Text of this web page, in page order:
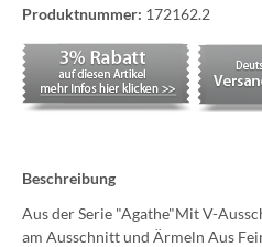
Produktnummer: 172162.2
Beschreibung
Aus der Serie "Agathe"Mit V-
am Ausschnitt und Ärmeln Aus